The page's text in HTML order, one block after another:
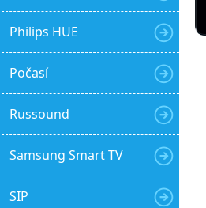
Philips HUE
Počasí
Russound
Samsung Smart TV
SIP